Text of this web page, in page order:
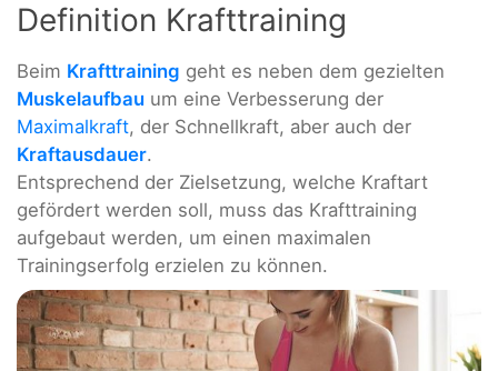
Definition Krafttraining
Beim Krafttraining geht es neben dem gezielten
Muskelaufbau um eine Verbesserung der
Maximalkraft, der Schnellkraft, aber auch der
Kraftausdauer.
Entsprechend der Zielsetzung, welche Kraftart
gefördert werden soll, muss das Krafttraining
aufgebaut werden, um einen maximalen
Trainingserfolg erzielen zu können.